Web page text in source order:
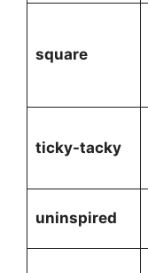
square
ticky-tacky
uninspired